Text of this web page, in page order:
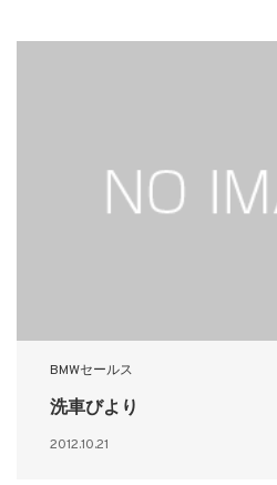
BMWセールス
洗車びより
2012.10.21